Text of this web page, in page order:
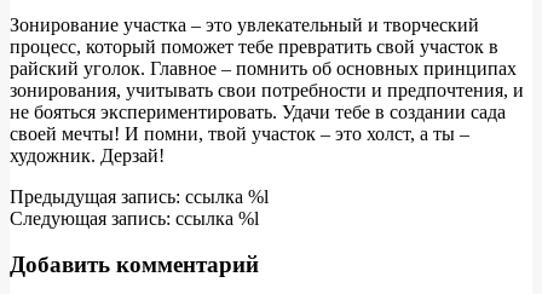
Зонирование участка – это увлекательный и творческий
процесс, который поможет тебе превратить свой участок в
райский уголок. Главное – помнить об основных принципах
зонирования, учитывать свои потребности и предпочтения, и
не бояться экспериментировать. Удачи тебе в создании сада
своей мечты! И помни, твой участок – это холст, а ты –
художник. Дерзай!
2025-
04-
Предыдущая запись: ссылка %l
Следующая запись: ссылка %l
Добавить комментарий